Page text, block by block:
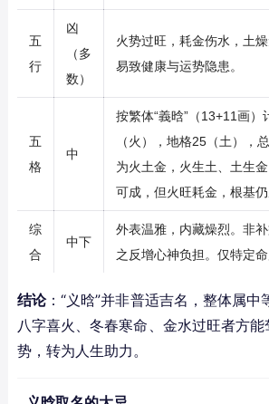
五
行
凶
（多
数）
火势过旺，耗金伤水，土
易致健康与运势隐患。
五
格
中
按繁体“義晗”（13+11画）
（火），地格25（土），
为火土金，火生土、土生
可成，但火旺耗金，根基仍
综
合
中下
外表温雅，内藏燥烈。非
之反增心神负担。仅特定命
结论：“义晗”并非普适吉名，整体属中
八字喜火、冬春寒命、金水过旺者方
势，转为人生助力。